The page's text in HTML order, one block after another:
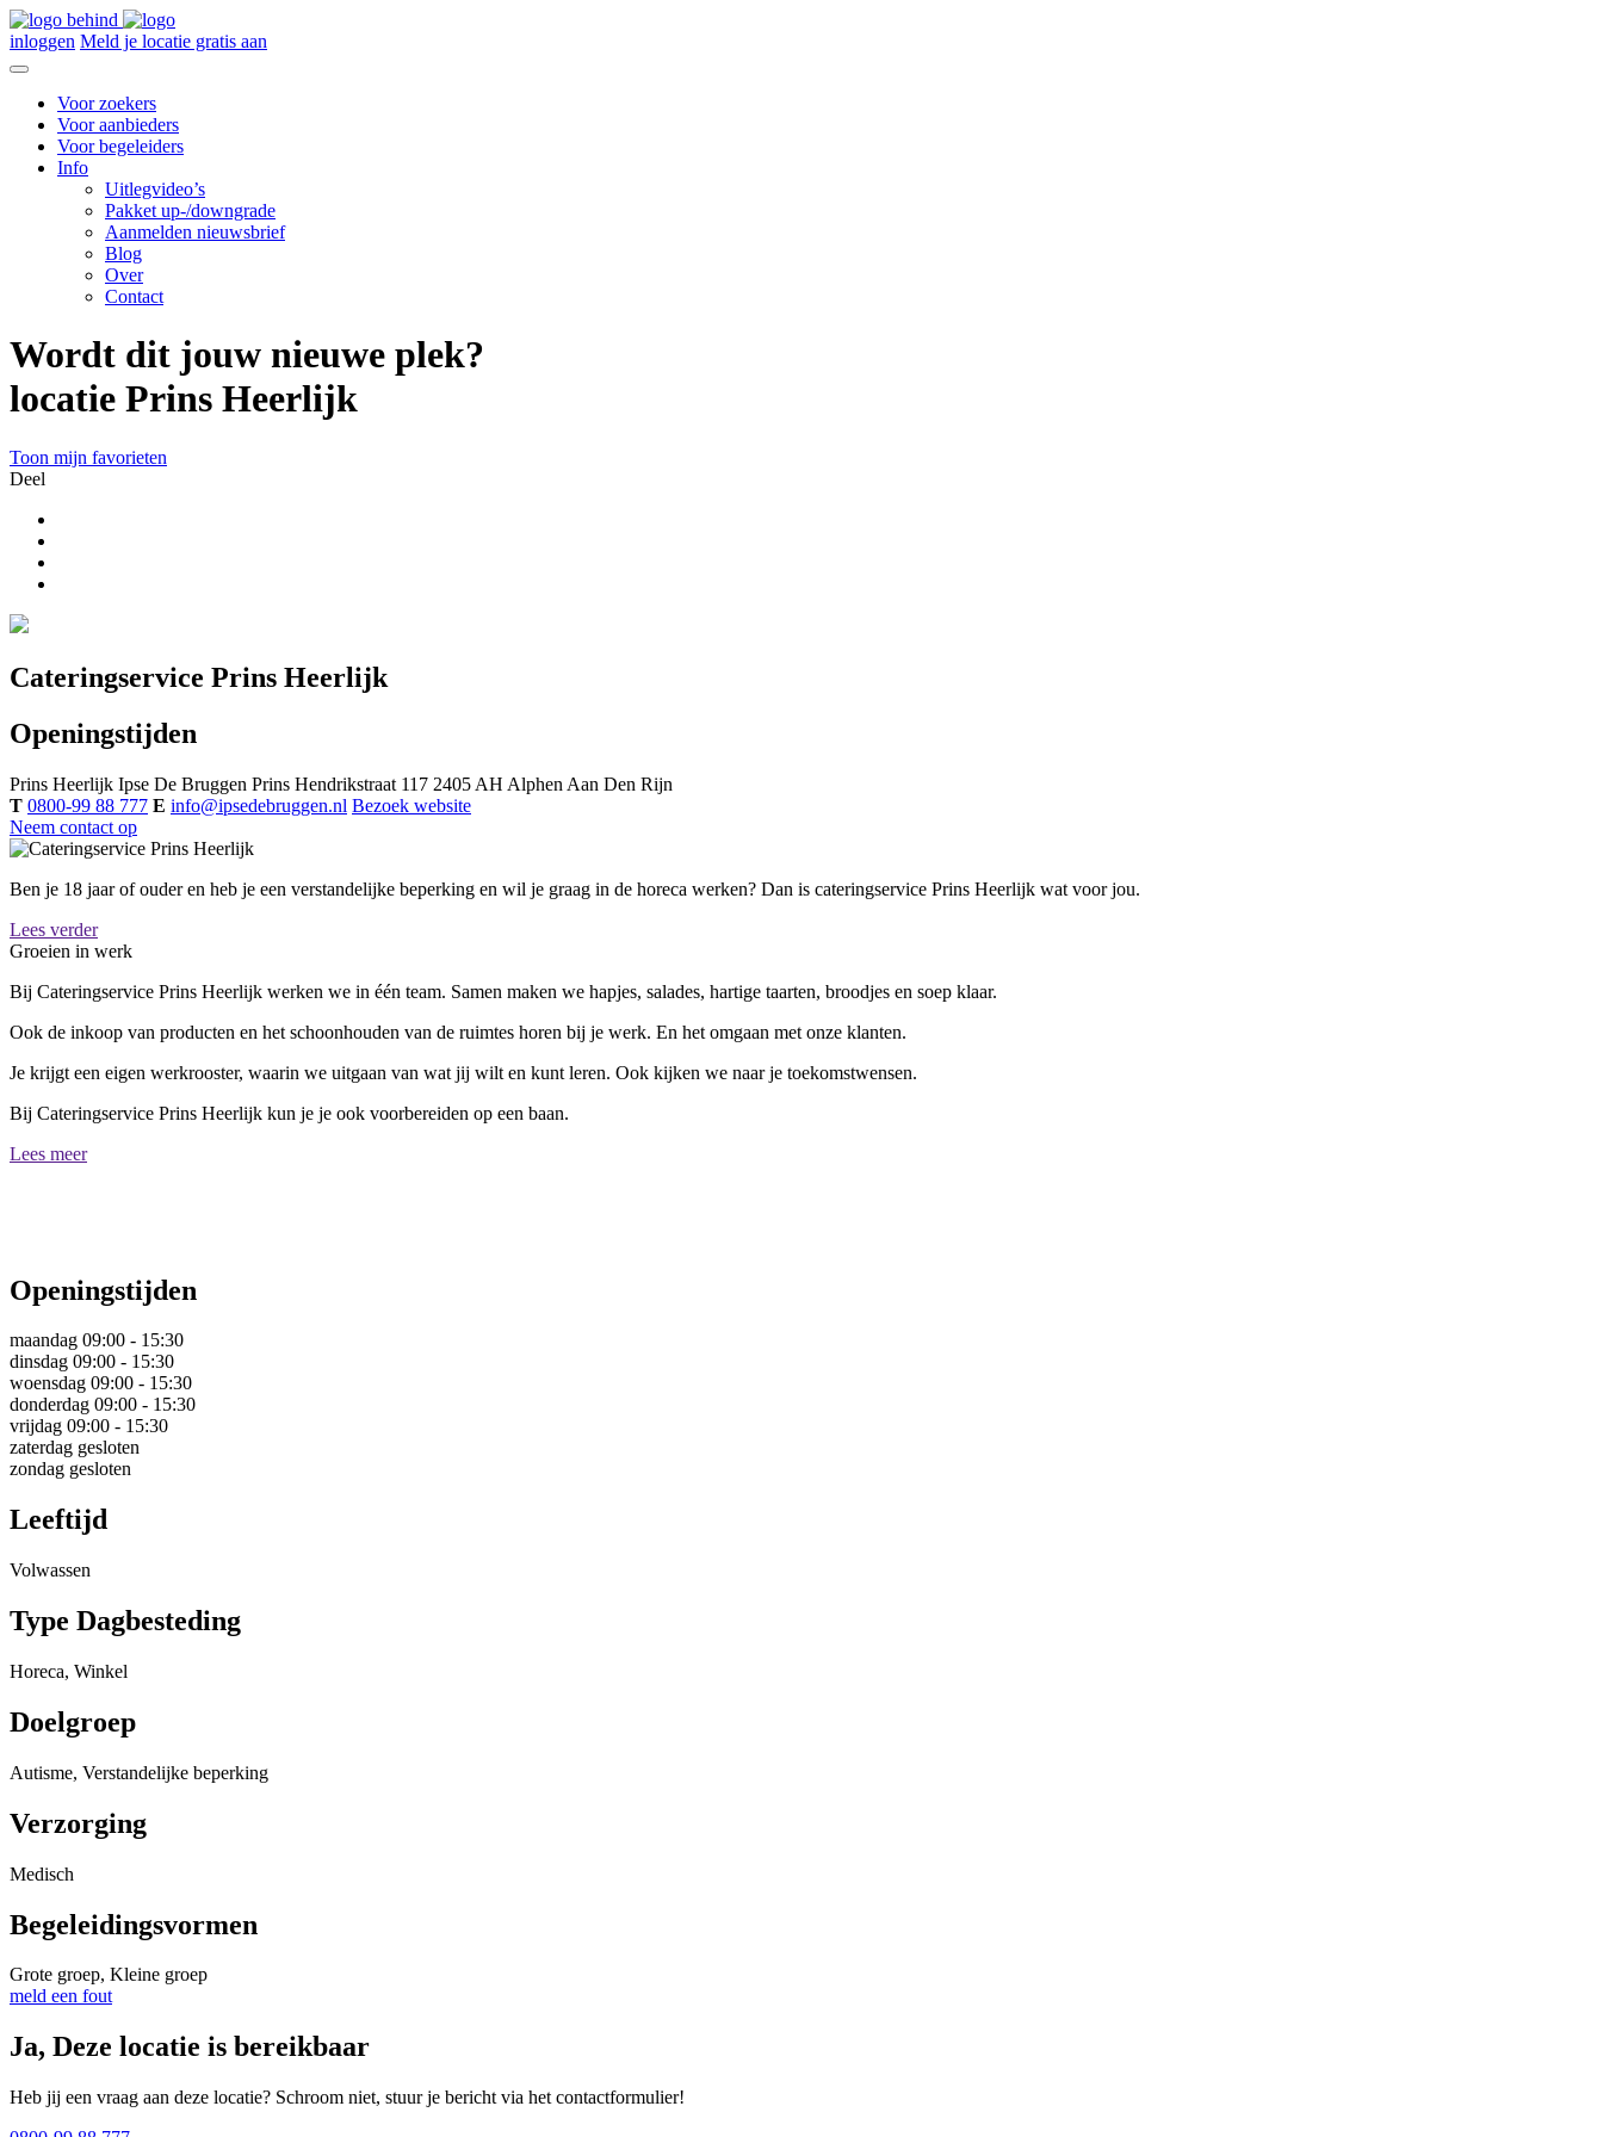
inloggen Meld je locatie gratis aan
Voor zoekers
Voor aanbieders
Voor begeleiders
Info
Uitlegvideo’s
Pakket up-/downgrade
Aanmelden nieuwsbrief
Blog
Over
Contact
Wordt dit jouw nieuwe plek?
locatie Prins Heerlijk
Toon mijn favorieten
Deel
Cateringservice Prins Heerlijk
Openingstijden
Prins Heerlijk Ipse De Bruggen Prins Hendrikstraat 117 2405 AH Alphen Aan Den Rijn
T 0800-99 88 777 E info@ipsedebruggen.nl Bezoek website
Neem contact op
Ben je 18 jaar of ouder en heb je een verstandelijke beperking en wil je graag in de horeca werken? Dan is cateringservice Prins Heerlijk wat voor jou.
Lees verder
Groeien in werk
Bij Cateringservice Prins Heerlijk werken we in één team. Samen maken we hapjes, salades, hartige taarten, broodjes en soep klaar.
Ook de inkoop van producten en het schoonhouden van de ruimtes horen bij je werk. En het omgaan met onze klanten.
Je krijgt een eigen werkrooster, waarin we uitgaan van wat jij wilt en kunt leren. Ook kijken we naar je toekomstwensen.
Bij Cateringservice Prins Heerlijk kun je je ook voorbereiden op een baan.
Lees meer
Openingstijden
maandag 09:00 - 15:30
dinsdag 09:00 - 15:30
woensdag 09:00 - 15:30
donderdag 09:00 - 15:30
vrijdag 09:00 - 15:30
zaterdag gesloten
zondag gesloten
Leeftijd
Volwassen
Type Dagbesteding
Horeca, Winkel
Doelgroep
Autisme, Verstandelijke beperking
Verzorging
Medisch
Begeleidingsvormen
Grote groep, Kleine groep
meld een fout
Ja, Deze locatie is bereikbaar
Heb jij een vraag aan deze locatie? Schroom niet, stuur je bericht via het contactformulier!